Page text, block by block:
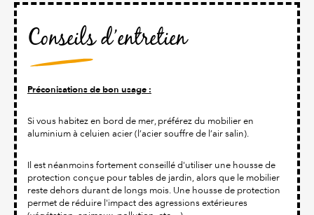
Conseils d’entretien
Préconisations de bon usage :
Si vous habitez en bord de mer, préférez du mobilier en
aluminium à celuien acier (l’acier souffre de l’air salin).
Il est néanmoins fortement conseillé d'utiliser une housse de
protection conçue pour tables de jardin, alors que le mobilier
reste dehors durant de longs mois. Une housse de protection
permet de réduire l'impact des agressions extérieures